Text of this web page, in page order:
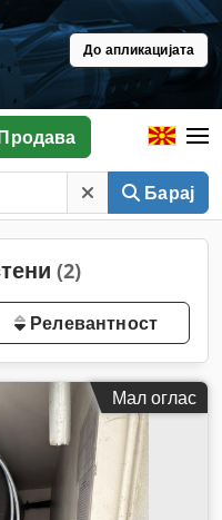
До апликацијата
Барај
(2)
Релевантност
Мал оглас